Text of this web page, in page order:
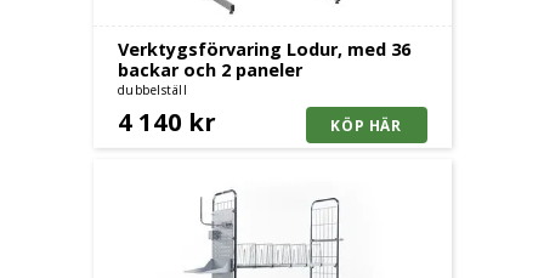
Verktygsförvaring Lodur, med 36
backar och 2 paneler
dubbelställ
4 140 kr